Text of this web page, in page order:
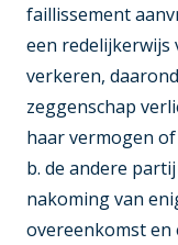
faillissement
een
verkeren,
zeggenschap
haar vermogen
b. de andere
nakoming van
overeenkomst